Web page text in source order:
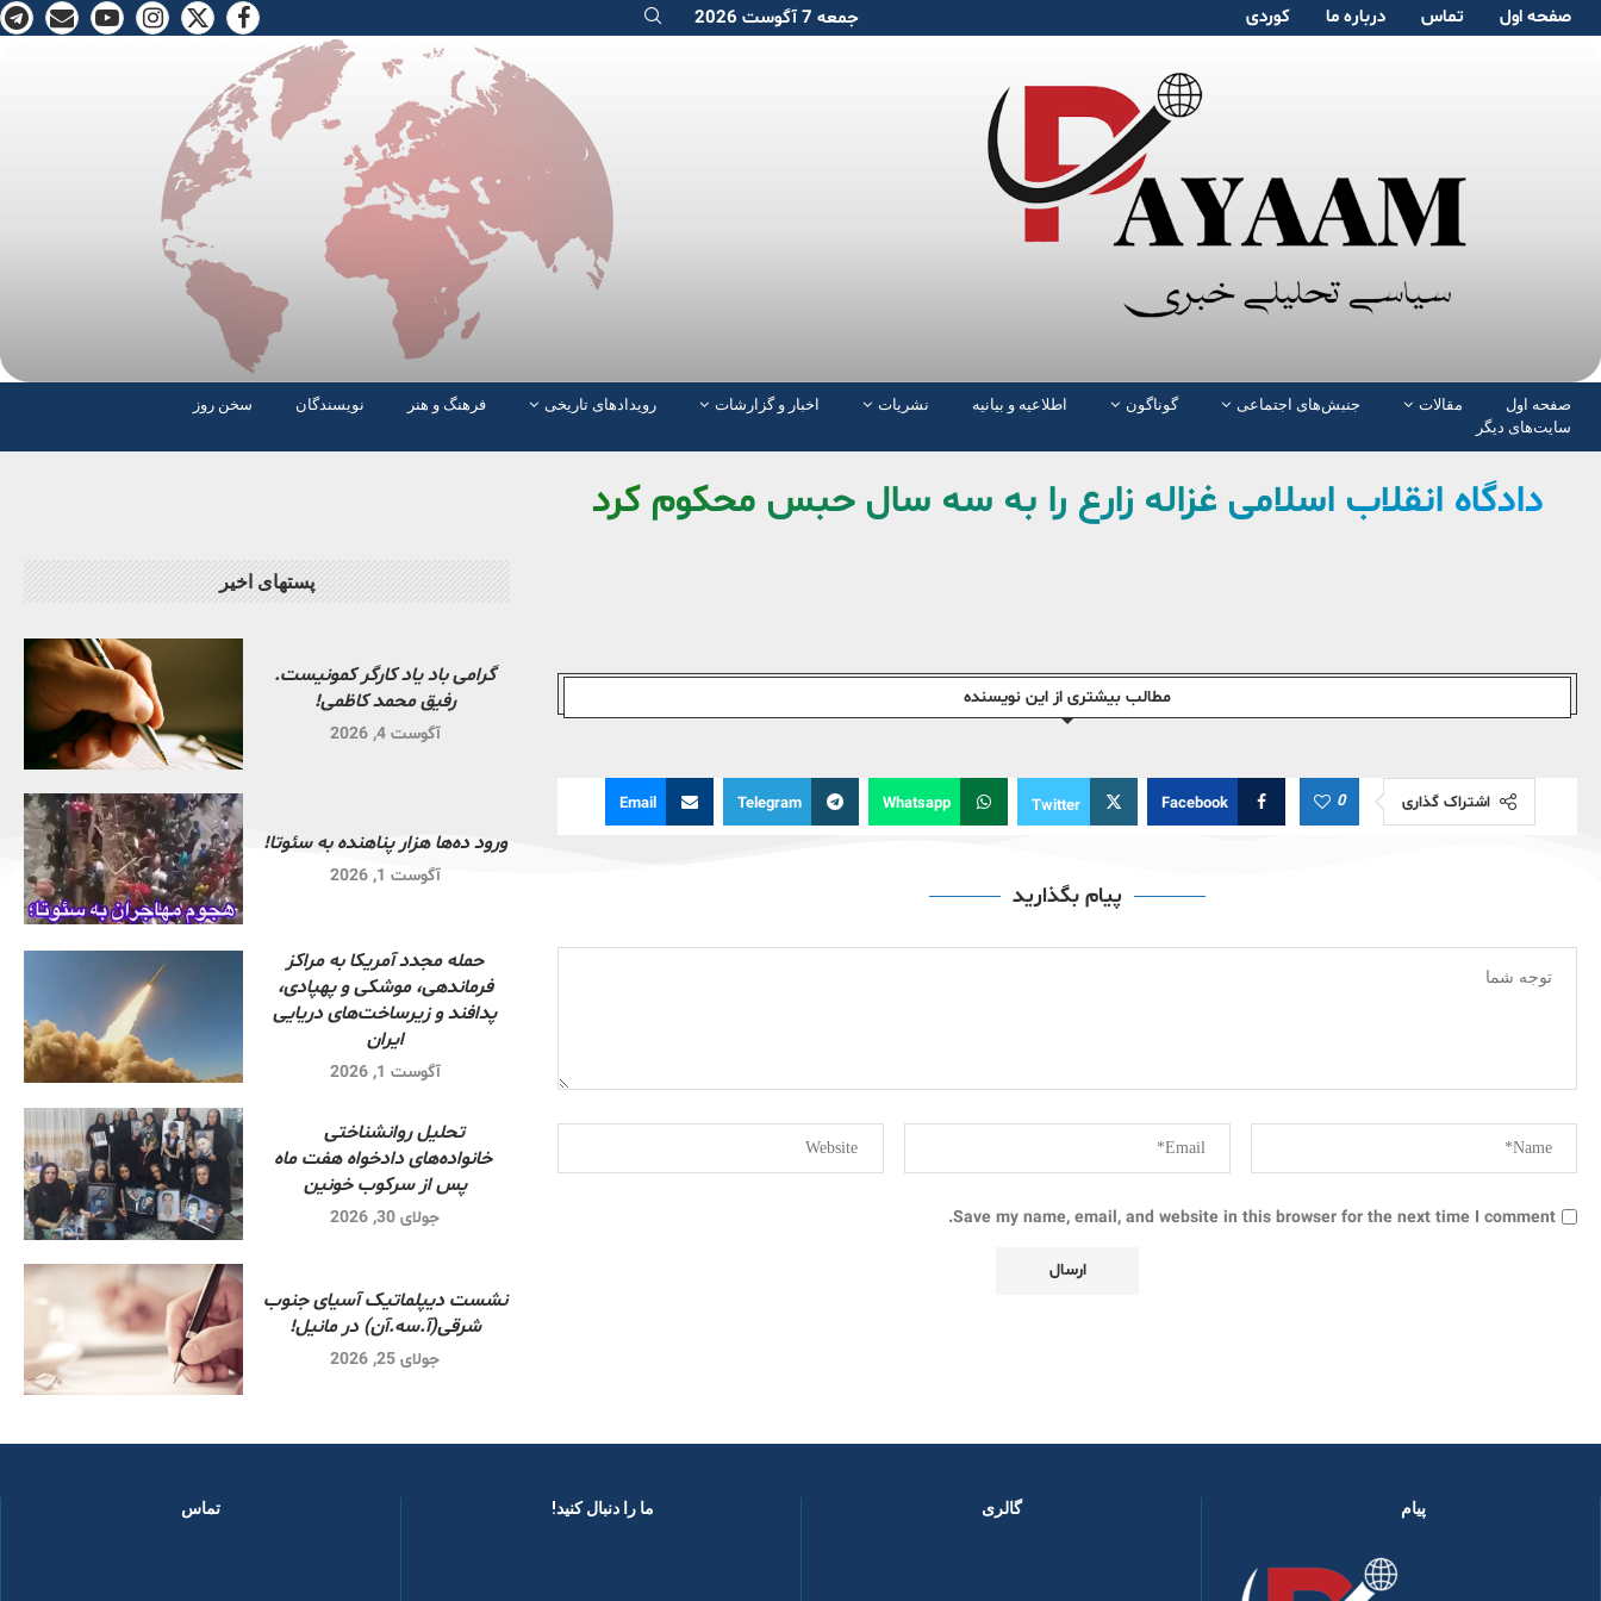
صفحە اول تماس دربارە ما کوردی جمعه 7 آگوست 2026
صفحە اول مقالات جنبش‌های اجتماعی گوناگون اطلاعیه و بیانیه نشریات اخبار و گزارشات رویدادهای تاریخی فرهنگ و هنر نویسندگان
سخن روز
سایت‌های دیگر
دادگاه انقلاب اسلامی غزاله زارع را به سه سال حبس محکوم کرد
مطالب بیشتری از این نویسندە
اشتراک گذاری 0
Facebook
Twitter
Whatsapp
Telegram
Email
پیام بگذارید
Save my name, email, and website in this browser for the next time I comment.
پستهای اخیر
گرامی باد یاد کارگر کمونیست.
رفیق محمد کاظمی!
آگوست 4, 2026
ورود ده‌ها هزار پناهنده به سئوتا!
آگوست 1, 2026
حمله مجدد آمریکا به مراکز
فرماندهی، موشکی و پهپادی،
پدافند و زیرساخت‌های دریایی
ایران
آگوست 1, 2026
تحلیل روانشناختی
خانواده‌های دادخواه هفت ماه
پس از سرکوب خونین
جولای 30, 2026
نشست دیپلماتیک آسیای جنوب
شرقی‌(آ.سه.آن) در مانیل!
جولای 25, 2026
پیام گالری ما را دنبال کنید! ​ تماس